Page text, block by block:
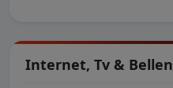
Internet, Tv & Bellen